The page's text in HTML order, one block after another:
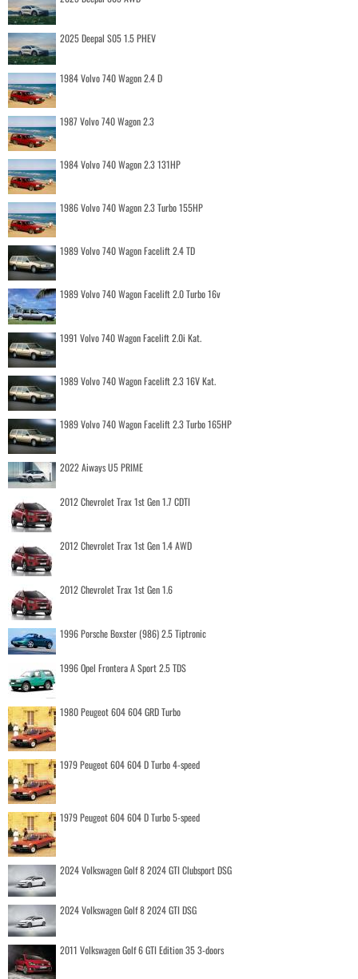
2025 Deepal S05 1.5 PHEV
1984 Volvo 740 Wagon 2.4 D
1987 Volvo 740 Wagon 2.3
1984 Volvo 740 Wagon 2.3 131HP
1986 Volvo 740 Wagon 2.3 Turbo 155HP
1989 Volvo 740 Wagon Facelift 2.4 TD
1989 Volvo 740 Wagon Facelift 2.0 Turbo 16v
1991 Volvo 740 Wagon Facelift 2.0i Kat.
1989 Volvo 740 Wagon Facelift 2.3 16V Kat.
1989 Volvo 740 Wagon Facelift 2.3 Turbo 165HP
2022 Aiways U5 PRIME
2012 Chevrolet Trax 1st Gen 1.7 CDTI
2012 Chevrolet Trax 1st Gen 1.4 AWD
2012 Chevrolet Trax 1st Gen 1.6
1996 Porsche Boxster (986) 2.5 Tiptronic
1996 Opel Frontera A Sport 2.5 TDS
1980 Peugeot 604 604 GRD Turbo
1979 Peugeot 604 604 D Turbo 4-speed
1979 Peugeot 604 604 D Turbo 5-speed
2024 Volkswagen Golf 8 2024 GTI Clubsport DSG
2024 Volkswagen Golf 8 2024 GTI DSG
2011 Volkswagen Golf 6 GTI Edition 35 3-doors